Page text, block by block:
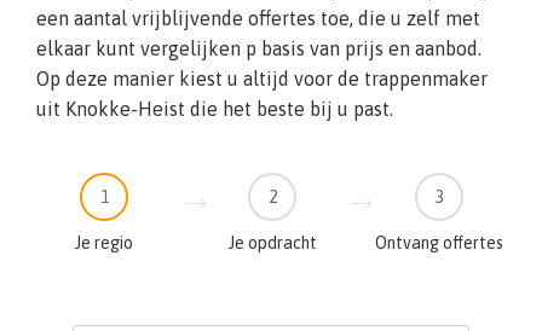
een aantal vrijblijvende offertes toe, die u zelf met
elkaar kunt vergelijken p basis van prijs en aanbod.
Op deze manier kiest u altijd voor de trappenmaker
uit Knokke-Heist die het beste bij u past.
1
Je regio
2
Je opdracht
3
Ontvang offertes